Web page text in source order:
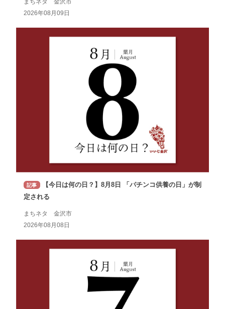
2026年08月09日
記事
【今日は何の日？】8月8日 「パチンコ供養の日」が制
定される
まちネタ 金沢市
2026年08月08日